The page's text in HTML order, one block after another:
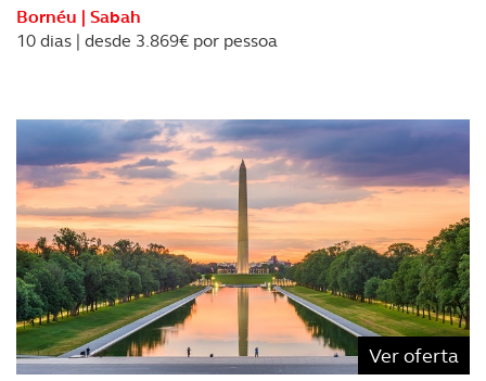
Bornéu | Sabah
10 dias | desde 3.869€ por pessoa
Ver oferta